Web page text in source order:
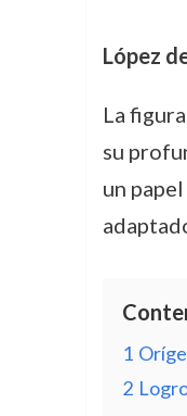
López
La
su
un
1
2